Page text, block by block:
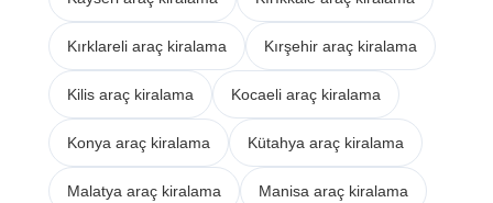
Kırklareli araç kiralama Kırşehir araç kiralama
Kilis araç kiralama Kocaeli araç kiralama
Konya araç kiralama Kütahya araç kiralama
Malatya araç kiralama Manisa araç kiralama